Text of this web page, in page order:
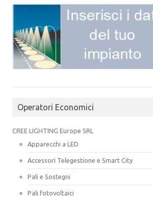
Operatori Economici
CREE LIGHTING Europe SRL
Apparecchi a LED
Accessori Telegestione e Smart City
Pali e Sostegni
Pali fotovoltaici